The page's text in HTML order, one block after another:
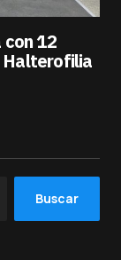
12
Halterofilia
Buscar